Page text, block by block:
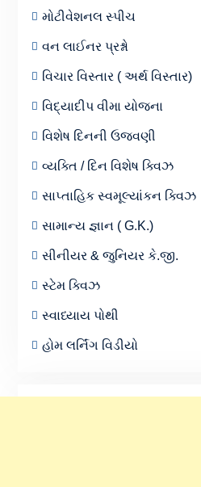
મોટીવેશનલ સ્પીચ
વન લાઈનર પ્રશ્નો
વિચાર વિસ્તાર ( અર્થ વિસ્તાર)
વિદ્યાદીપ વીમા યોજના
વિશેષ દિનની ઉજવણી
વ્યક્તિ / દિન વિશેષ ક્વિઝ
સાપ્તાહિક સ્વમૂલ્યાંકન ક્વિઝ
સામાન્ય જ્ઞાન ( G.K.)
સીનીયર & જુનિયર કે.જી.
સ્ટેમ ક્વિઝ
સ્વાધ્યાય પોથી
હોમ લર્નિંગ વિડીયો